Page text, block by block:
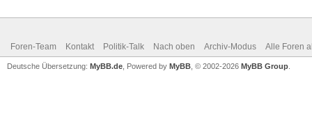
Foren-Team Kontakt Politik-Talk Nach oben Archiv-Modus Alle Foren
Deutsche Übersetzung: MyBB.de , Powered by MyBB , © 2002-2026 MyBB Group